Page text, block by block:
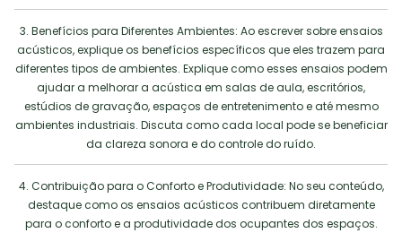
3. Benefícios para Diferentes Ambientes: Ao escrever sobre ensaios
acústicos, explique os benefícios específicos que eles trazem para
diferentes tipos de ambientes. Explique como esses ensaios podem
ajudar a melhorar a acústica em salas de aula, escritórios,
estúdios de gravação, espaços de entretenimento e até mesmo
ambientes industriais. Discuta como cada local pode se beneficiar
da clareza sonora e do controle do ruído.
4. Contribuição para o Conforto e Produtividade: No seu conteúdo,
destaque como os ensaios acústicos contribuem diretamente
para o conforto e a produtividade dos ocupantes dos espaços.